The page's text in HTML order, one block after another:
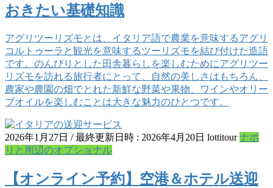
おきたい基礎知識
アグリツーリズモとは、イタリア語で農業を意味するアグリ
コルトゥーラと観光を意味するツーリズモを結び付けた造語
です。のんびりとした田舎暮らしを楽しむためにアグリツー
リズモを訪れる旅行者にとって、自然の美しさはもちろん、
農家や農園の畑でとれた新鮮な野菜や果物、ワインやオリー
ブオイルを楽しむことは大きな魅力のひとつです。
2026年1月27日 / 最終更新日時 : 2026年4月20日 lottitour ナポ
リと周辺のオプショナル
【オンライン予約】空港＆ホテル送迎